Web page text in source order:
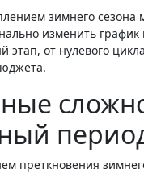
зимнего
изменить
этап, от нулевого
преткновения